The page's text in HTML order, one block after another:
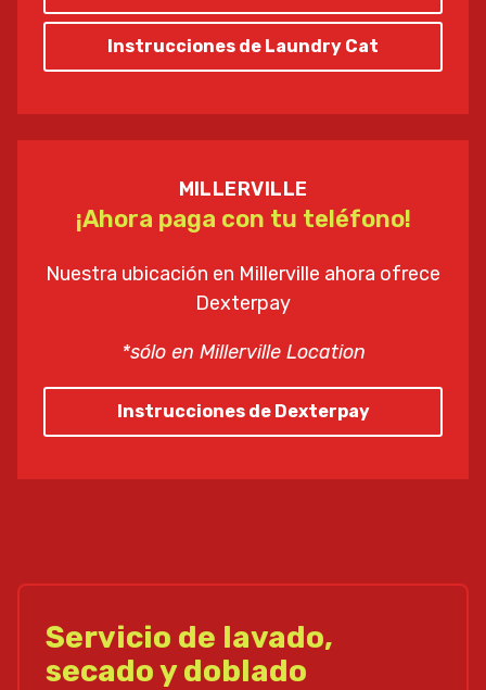
Instrucciones de Laundry Cat
MILLERVILLE
¡Ahora paga con tu teléfono!
Nuestra ubicación en Millerville ahora ofrece
Dexterpay
*sólo en Millerville Location
Instrucciones de Dexterpay
Servicio de lavado,
secado y doblado